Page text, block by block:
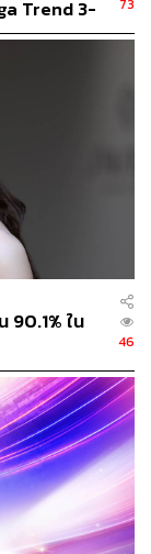
น้าที่การค้า
เนินการตามข้อ
กับจีน โดย
ตกลงการค้า
ประเทศที่
หมดอายุในสิ้นปี
2021-10-1
in-yu
trade-data-i
china-sept-expo
slow-2021-
Trend 3-
73
90.1% ใน
46